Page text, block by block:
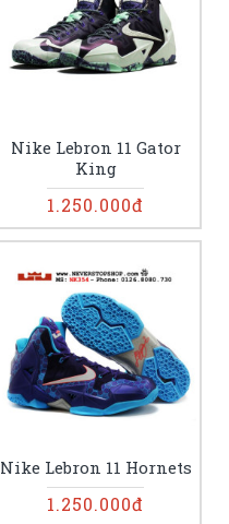
Nike Lebron 11 Gator
King
1.250.000đ
Nike Lebron 11 Hornets
1.250.000đ